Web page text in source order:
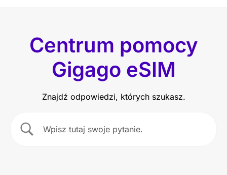
Centrum pomocy
Gigago eSIM
Znajdź odpowiedzi, których szukasz.